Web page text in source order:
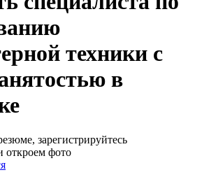
техники с
в
зарегистрируйтесь
откроем фото